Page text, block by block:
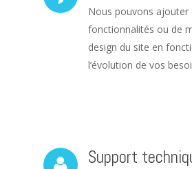
Nous pouvons ajouter
fonctionnalités ou de
design du site en
l’évolution de vos
Support